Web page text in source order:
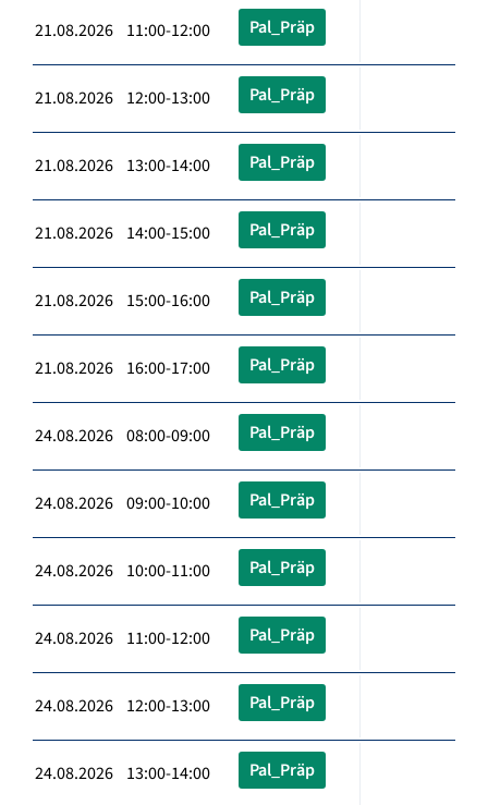
21.08.2026 11:00-12:00 Pal_Präp
21.08.2026 12:00-13:00 Pal_Präp
21.08.2026 13:00-14:00 Pal_Präp
21.08.2026 14:00-15:00 Pal_Präp
21.08.2026 15:00-16:00 Pal_Präp
21.08.2026 16:00-17:00 Pal_Präp
24.08.2026 08:00-09:00 Pal_Präp
24.08.2026 09:00-10:00 Pal_Präp
24.08.2026 10:00-11:00 Pal_Präp
24.08.2026 11:00-12:00 Pal_Präp
24.08.2026 12:00-13:00 Pal_Präp
24.08.2026 13:00-14:00 Pal_Präp